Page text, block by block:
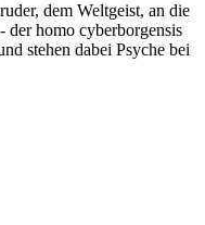
dem Weltgeist, an die
der homo cyberborgensis
stehen dabei Psyche bei